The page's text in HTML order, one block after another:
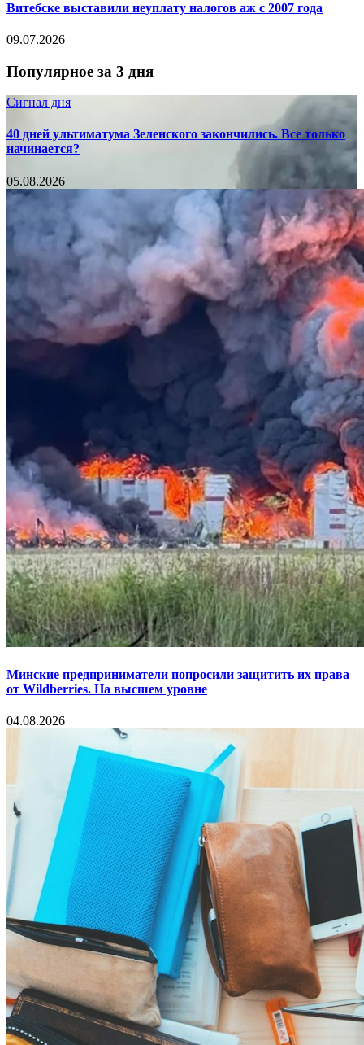
Витебске выставили неуплату налогов аж с 2007 года
09.07.2026
Популярное за 3 дня
Сигнал дня
40 дней ультиматума Зеленского закончились. Все только
начинается?
05.08.2026
Минские предприниматели попросили защитить их права
от Wildberries. На высшем уровне
04.08.2026